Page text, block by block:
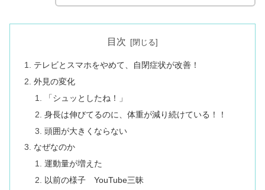
目次
テレビとスマホをやめて、自閉症状が改善！
外見の変化
「シュッとしたね！」
身長は伸びてるのに、体重が減り続けている！！
頭囲が大きくならない
なぜなのか
運動量が増えた
以前の様子 YouTube三昧